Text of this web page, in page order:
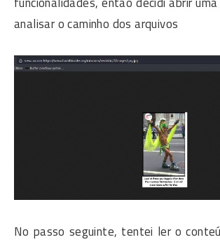
analisar o caminho dos arquivos
No passo seguinte, tentei ler o